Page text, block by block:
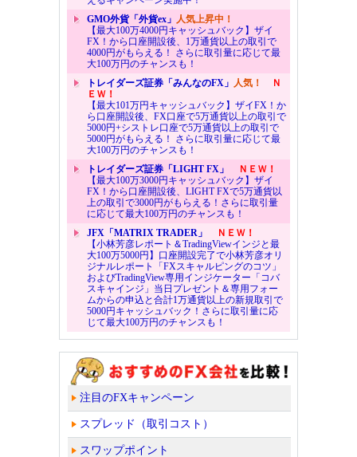
GMO外貨「外貨ex」 人気上昇中！
【最大100万4000円キャッシュバック】ザイ
FX！から口座開設後、1万通貨以上の取引で
4000円がもらえる！ さらに取引量に応じて最
大100万円のチャンスも！
トレイダーズ証券「みんなのFX」 人気！
Ｎ
ＥＷ！
【最大101万円キャッシュバック】ザイFX！か
ら口座開設後、FX口座で5万通貨以上の取引で
5000円+シストレ口座で5万通貨以上の取引で
5000円がもらえる！ さらに取引量に応じて最
大100万円のチャンスも！
トレイダーズ証券「LIGHT FX」
ＮＥＷ！
【最大100万3000円キャッシュバック】ザイ
FX！から口座開設後、LIGHT FXで5万通貨以
上の取引で3000円がもらえる！さらに取引量
に応じて最大100万円のチャンスも！
JFX「MATRIX TRADER」
ＮＥＷ！
【小林芳彦レポート＆TradingViewインジと最
大100万5000円】口座開設完了で小林芳彦オリ
ジナルレポート「FXスキャルピングのコツ」
およびTradingView専用インジケーター「コバ
スキャインジ」当日プレゼント＆専用フォー
ムからの申込と合計1万通貨以上の新規取引で
5000円キャッシュバック！さらに取引量に応
じて最大100万円のチャンスも！
注目のFXキャンペーン
スプレッド（取引コスト）
スワップポイント